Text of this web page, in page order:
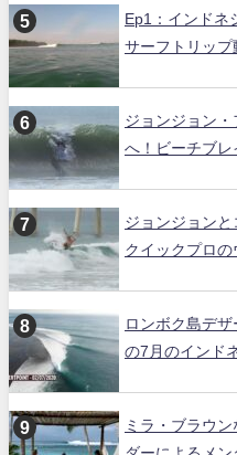
Ep1：インドネ
サーフトリップ
ジョンジョン
へ！ビーチブ
ジョンジョン
クイックプロ
ロンボク島デ
の7月のインド
ミラ・ブラウ